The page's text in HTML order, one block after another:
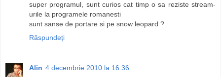
super programul, sunt curios cat timp o sa reziste stream-
urile la programele romanesti
sunt sanse de portare si pe snow leopard ?
Răspundeți
Alin 4 decembrie 2010 la 16:36